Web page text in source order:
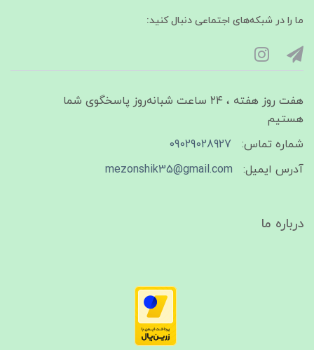
ما را در شبکه‌های اجتماعی دنبال کنید:
هفت روز هفته ، ۲۴ ساعت شبانه‌روز پاسخگوی شما
هستیم
شماره تماس:
09029028927
آدرس ایمیل:
mezonshik35@gmail.com
درباره ما